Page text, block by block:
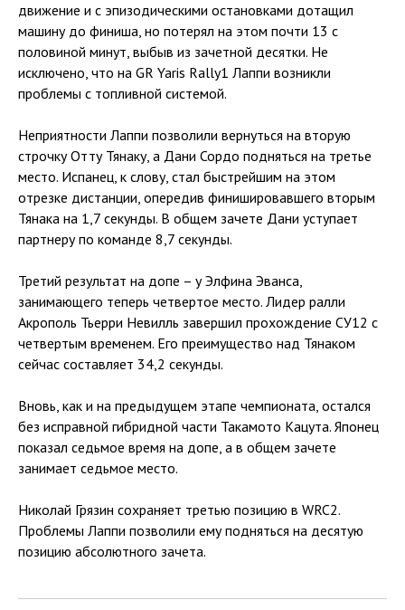
движение и с эпизодическими остановками дотащил
машину до финиша, но потерял на этом почти 13 с
половиной минут, выбыв из зачетной десятки. Не
исключено, что на GR Yaris Rally1 Лаппи возникли
проблемы с топливной системой.
Неприятности Лаппи позволили вернуться на вторую
строчку Отту Тянаку, а Дани Сордо подняться на третье
место. Испанец, к слову, стал быстрейшим на этом
отрезке дистанции, опередив финишировавшего вторым
Тянака на 1,7 секунды. В общем зачете Дани уступает
партнеру по команде 8,7 секунды.
Третий результат на допе – у Элфина Эванса,
занимающего теперь четвертое место. Лидер ралли
Акрополь Тьерри Невилль завершил прохождение СУ12 с
четвертым временем. Его преимущество над Тянаком
сейчас составляет 34,2 секунды.
Вновь, как и на предыдущем этапе чемпионата, остался
без исправной гибридной части Такамото Кацута. Японец
показал седьмое время на допе, а в общем зачете
занимает седьмое место.
Николай Грязин сохраняет третью позицию в WRC2.
Проблемы Лаппи позволили ему подняться на десятую
позицию абсолютного зачета.